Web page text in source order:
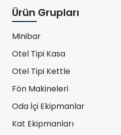
Ürün Grupları
Minibar
Otel Tipi Kasa
Otel Tipi Kettle
Fön Makineleri
Oda İçi Ekipmanlar
Kat Ekipmanları